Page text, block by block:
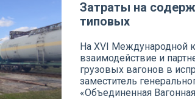
Затраты на
типовых
На XVI Международной
взаимодействие и
грузовых вагонов в
заместитель
«Объединенная